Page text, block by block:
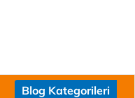
Blog Kategorileri